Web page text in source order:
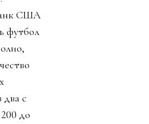
США
футбол
два с
до